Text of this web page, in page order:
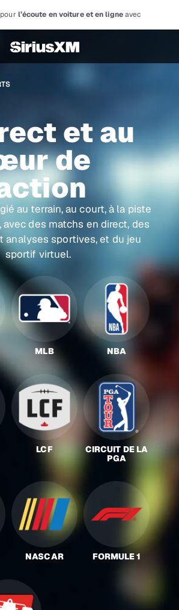
l’écoute en voiture et en ligneavec
et au
de
au terrain, au court, à la piste
avec des matchs en direct, des
analyses sportives, et du jeu
sportif virtuel.
MLB NBA
LCF
CIRCUIT DE LA
PGA
NASCAR FORMULE 1